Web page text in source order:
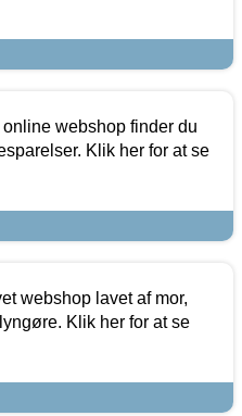
webshop finder du
Klik her for at se
webshop lavet af mor,
Klik her for at se